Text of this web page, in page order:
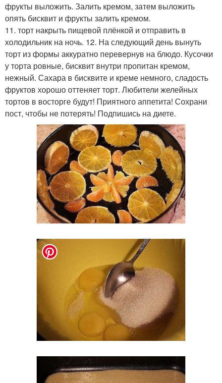
фрукты выложить. Залить кремом, затем выложить
опять бисквит и фрукты залить кремом.
11. торт накрыть пищевой плёнкой и отправить в
холодильник на ночь. 12. На следующий день вынуть
торт из формы аккуратно перевернув на блюдо. Кусочки
у торта ровные, бисквит внутри пропитан кремом,
нежный. Сахара в бисквите и креме немного, сладость
фруктов хорошо оттеняет торт. Любители желейных
тортов в восторге будут! Приятного аппетита! Сохрани
пост, чтобы не потерять! Подпишись на диете.